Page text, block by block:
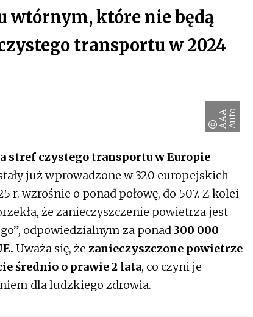
które nie będą
transportu w 2024
A
A
A
A
u
to
stref czystego transportu w Europie
już wprowadzone w 320 europejskich
r. wzrośnie o ponad połowę, do 507. Z kolei
że zanieczyszczenie powietrza jest
odpowiedzialnym za ponad 300 000
Uważa się, że zanieczyszczone powietrze
średnio o prawie 2 lata, co czyni je
dla ludzkiego zdrowia.